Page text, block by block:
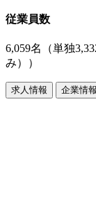
従業員数
6,059名（単独
み））
求人情報 企業情報